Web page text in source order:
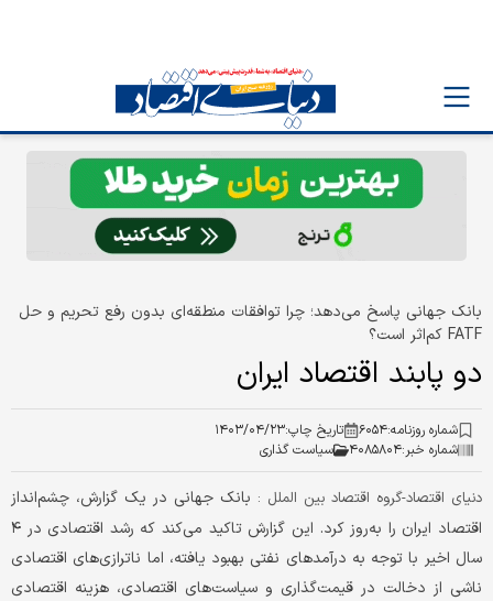
بانک جهانی پاسخ می‌دهد؛ چرا توافقات منطقه‌ای بدون رفع تحریم و حل
FATF کم‌اثر است؟
دو پابند اقتصاد ایران
شماره روزنامه:۶۰۵۴ تاریخ چاپ:۱۴۰۳/۰۴/۲۳
شماره خبر:۴۰۸۵۸۰۴ سیاست گذاری
دنیای اقتصاد-گروه اقتصاد بین‏ الملل : بانک جهانی در یک گزارش، چشم‌انداز
اقتصاد ایران را به‌روز کرد. این گزارش تاکید می‌کند که رشد اقتصادی در ۴
سال اخیر با توجه به درآمدهای نفتی بهبود یافته، اما ناترازی‌های اقتصادی
ناشی از دخالت در قیمت‌گذاری و سیاست‌های اقتصادی، هزینه اقتصادی